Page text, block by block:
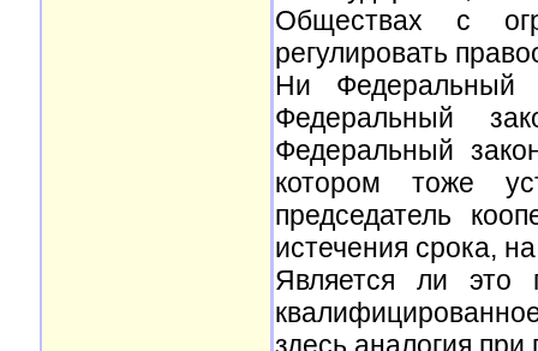
Обществах с
регулировать
Ни Федеральный
Федеральный
Федеральный
котором тоже
председатель
истечения срока,
Является ли это